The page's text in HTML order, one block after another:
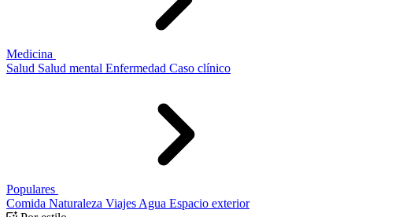
Medicina
Salud Salud mental Enfermedad Caso clínico
Populares
Comida Naturaleza Viajes Agua Espacio exterior